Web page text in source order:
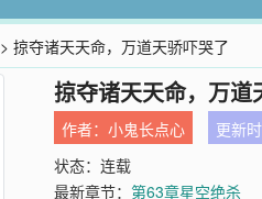
> 掠夺诸天天命，万道天骄吓哭了
掠夺诸天天命，万道
作者：小鬼长点心 更新
状态：连载
最新章节：第63章星空绝杀